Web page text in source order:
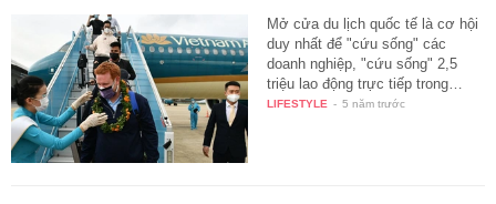
Mở cửa du lịch quốc tế là cơ hội
duy nhất để "cứu sống" các
doanh nghiệp, "cứu sống" 2,5
triệu lao động trực tiếp trong…
LIFESTYLE - 5 năm trước